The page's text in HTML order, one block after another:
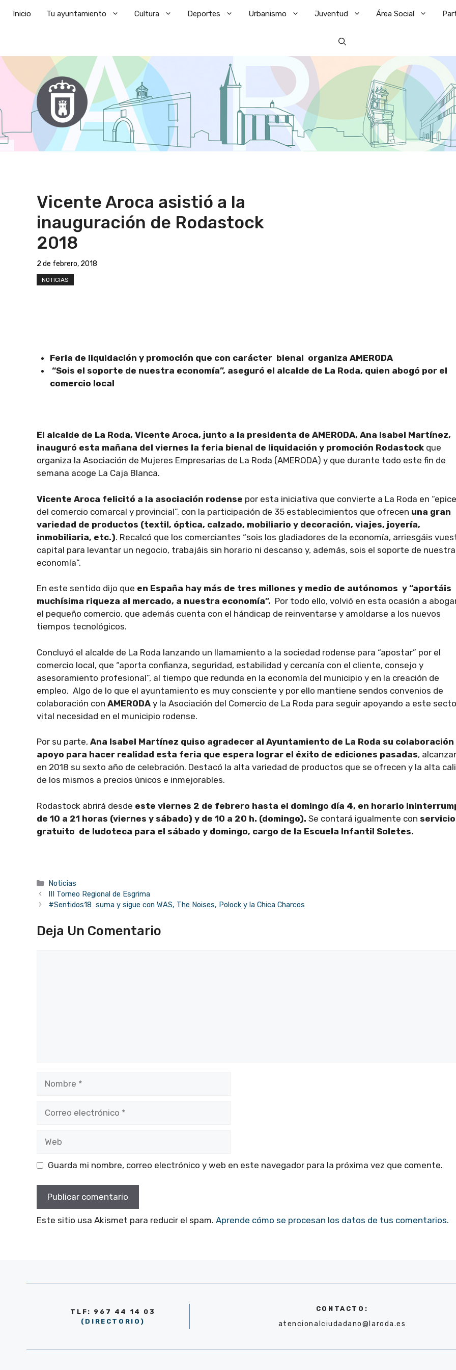
Inicio Tu ayuntamiento Cultura Deportes Urbanismo Juventud Área Social
Vicente Aroca asistió a la
inauguración de Rodastock
2018
2 de febrero, 2018
NOTICIAS
Feria de liquidación y promoción que con carácter bienal organiza AMERODA
“Sois el soporte de nuestra economía”, aseguró el alcalde de La Roda, quien abogó por el
comercio local
El alcalde de La Roda, Vicente Aroca, junto a la presidenta de AMERODA, Ana Isabel Martínez,
inauguró esta mañana del viernes la feria bienal de liquidación y promoción Rodastock que
organiza la Asociación de Mujeres Empresarias de La Roda (AMERODA) y que durante todo este fin de
semana acoge La Caja Blanca.
Vicente Aroca felicitó a la asociación rodense por esta iniciativa que convierte a La Roda en
del comercio comarcal y provincial”, con la participación de 35 establecimientos que ofrecen una gran
variedad de productos (textil, óptica, calzado, mobiliario y decoración, viajes, joyería,
inmobiliaria, etc.). Recalcó que los comerciantes “sois los gladiadores de la economía, arriesgáis
capital para levantar un negocio, trabajáis sin horario ni descanso y, además, sois el soporte de nuestra
economía”.
En este sentido dijo que en España hay más de tres millones y medio de autónomos y “aportáis
muchísima riqueza al mercado, a nuestra economía”. Por todo ello, volvió en esta ocasión a
el pequeño comercio, que además cuenta con el hándicap de reinventarse y amoldarse a los nuevos
tiempos tecnológicos.
Concluyó el alcalde de La Roda lanzando un llamamiento a la sociedad rodense para “apostar” por el
comercio local, que “aporta confianza, seguridad, estabilidad y cercanía con el cliente, consejo y
asesoramiento profesional”, al tiempo que redunda en la economía del municipio y en la creación de
empleo. Algo de lo que el ayuntamiento es muy consciente y por ello mantiene sendos convenios de
colaboración con AMERODA y la Asociación del Comercio de La Roda para seguir apoyando a este
vital necesidad en el municipio rodense.
Por su parte, Ana Isabel Martínez quiso agradecer al Ayuntamiento de La Roda su colaboración
apoyo para hacer realidad esta feria que espera lograr el éxito de ediciones pasadas,
en 2018 su sexto año de celebración. Destacó la alta variedad de productos que se ofrecen y la alta
de los mismos a precios únicos e inmejorables.
Rodastock abrirá desde este viernes 2 de febrero hasta el domingo día 4, en horario
de 10 a 21 horas (viernes y sábado) y de 10 a 20 h. (domingo). Se contará igualmente con servicio
gratuito de ludoteca para el sábado y domingo, cargo de la Escuela Infantil Soletes.
Categorías
Noticias
III Torneo Regional de Esgrima
#Sentidos18 suma y sigue con WAS, The Noises, Polock y la Chica Charcos
Deja Un Comentario
Guarda mi nombre, correo electrónico y web en este navegador para la próxima vez que comente.
Este sitio usa Akismet para reducir el spam. Aprende cómo se procesan los datos de tus comentarios.
TLF: 967 44 14 03
(DIRECTORIO)
CONTACTO:
atencionalciudadano@laroda.es